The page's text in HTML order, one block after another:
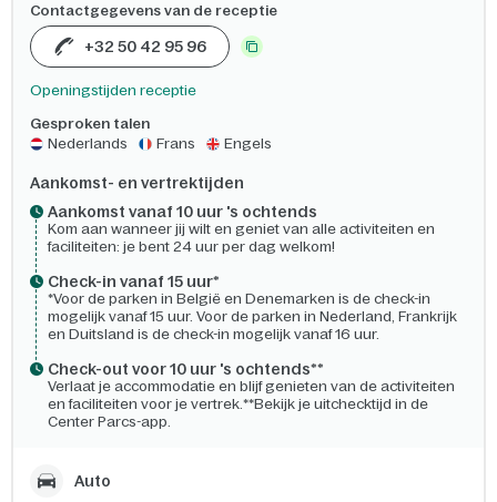
Contactgegevens van de receptie
+32 50 42 95 96
Openingstijden receptie
Gesproken talen
Nederlands
Frans Engels
Aankomst- en vertrektijden
Aankomst vanaf 10 uur 's ochtends
Kom aan wanneer jij wilt en geniet van alle activiteiten en
faciliteiten: je bent 24 uur per dag welkom!
Check-in vanaf 15 uur*
*Voor de parken in België en Denemarken is de check-in
mogelijk vanaf 15 uur. Voor de parken in Nederland, Frankrijk
en Duitsland is de check-in mogelijk vanaf 16 uur.
Check-out voor 10 uur 's ochtends**
Verlaat je accommodatie en blijf genieten van de activiteiten
en faciliteiten voor je vertrek.**Bekijk je uitchecktijd in de
Center Parcs-app.
Auto